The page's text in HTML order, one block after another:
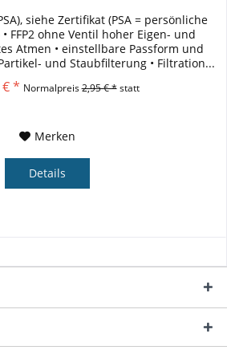
siehe Zertifikat (PSA = persönliche
FFP2 ohne Ventil hoher Eigen- und
Atmen • einstellbare Passform und
und Staubfilterung • Filtration...
€ * Normalpreis2,95 € *statt
Merken
Details